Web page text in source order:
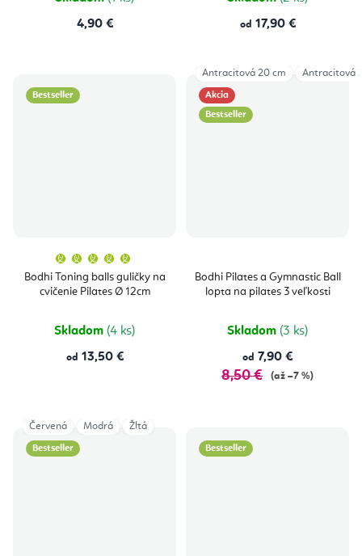
4,90 €
od 17,90 €
Bestseller
Bodhi Toning balls guličky na
cvičenie Pilates Ø 12cm
produktu
je
5,0
hviezdičiek.
Skladom (4 ks)
od 13,50 €
Akcia
Bestseller
Bodhi Pilates a Gymnastic Ball
lopta na pilates 3 veľkosti
Skladom (3 ks)
od 7,90 €
8,50 € (až –7 %)
Antracitová 20 cm Antracitová
Bestseller
Červená Modrá Žltá
Bestseller